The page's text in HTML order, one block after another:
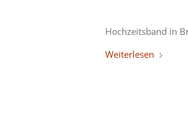
Hochzeitsband in
Weiterlesen